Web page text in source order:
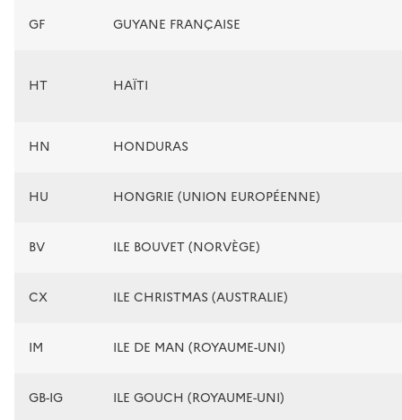
GF GUYANE FRANÇAISE
HT HAÏTI
HN HONDURAS
HU HONGRIE (UNION EUROPÉENNE)
BV ILE BOUVET (NORVÈGE)
CX ILE CHRISTMAS (AUSTRALIE)
IM ILE DE MAN (ROYAUME-UNI)
GB-IG ILE GOUCH (ROYAUME-UNI)